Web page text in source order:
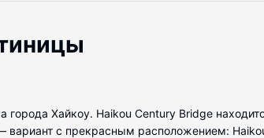
города Хайкоу. Haikou Century Bridge
с прекрасным расположением: